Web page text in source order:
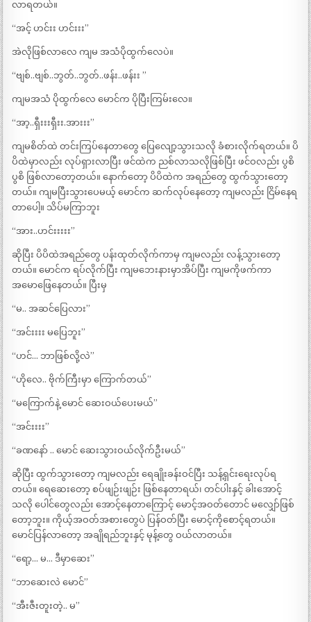
လာရတယ်။
“အင့် ဟင်းး ဟင်းးး”
အဲလိုဖြစ်လာလေ ကျမ အသံပိုထွက်လေပဲ။
“ဗျစ်..ဗျစ်..ဘွတ်..ဘွတ်..ဖန်း..ဖန်းး ”
ကျမအသံ ပိုထွက်လေ မောင်က ပိုပြီးကြမ်းလေ။
“အာ့..ရှီးးးရှီးး.အားးး”
ကျမစိတ်ထဲ တင်းကြပ်နေတာတွေ ပြေလျော့သွားသလို ခံစားလိုက်ရတယ်။ ပိ
ပိထဲမှာလည်း လုပ်ရှားလာပြီး ဖင်ထဲက ညစ်လာသလိုဖြစ်ပြီး ဖင်ဝလည်း ပွစိ
ပွစိ ဖြစ်လာတော့တယ်။ နောက်တော့ ပိပိထဲက အရည်တွေ ထွက်သွားတော့
တယ်။ ကျမပြီးသွားပေမယ့် မောင်က ဆက်လုပ်နေတော့ ကျမလည်း ငြိမ်နေရ
တာပေါ့။ သိပ်မကြာဘူး
“အား..ဟင်းးးးး”
ဆိုပြီး ပိပိထဲအရည်တွေ ပန်းထုတ်လိုက်ကာမှ ကျမလည်း လန့်သွားတော့
တယ်။ မောင်က ရပ်လိုက်ပြီး ကျမဘေးနားမှာအိပ်ပြီး ကျမကိုဖက်ကာ
အမောဖြေနေတယ်။ ပြီးမှ
“မ.. အဆင်ပြေလား”
“အင်းးးး မပြေဘူး”
“ဟင်… ဘာဖြစ်လို့လဲ”
“ဟိုလေ.. ဗိုက်ကြီးမှာ ကြောက်တယ်”
“မကြောက်နဲ့ မောင် ဆေးဝယ်ပေးမယ်”
“အင်းးးး”
“ခဏနော် .. မောင် ဆေးသွားဝယ်လိုက်ဦးမယ်”
ဆိုပြီး ထွက်သွားတော့ ကျမလည်း ရေချိုးခန်းဝင်ပြီး သန့်ရှင်းရေးလုပ်ရ
တယ်။ ရေဆေးတော့ စပ်ဖျဉ်းဖျဉ်း ဖြစ်နေတာရယ်၊ တင်ပါးနှင့် ခါးအောင့်
သလို ပေါင်တွေလည်း အောင့်နေတာကြောင့် မောင့်အဝတ်တောင် မလျှော်ဖြစ်
တော့ဘူး။ ကိုယ့်အဝတ်အစားတွေပဲ ပြန်ဝတ်ပြီး မောင့်ကိုစောင့်ရတယ်။
မောင်ပြန်လာတော့ အချိုရည်ဘူးနှင့် မုန့်တွေ ဝယ်လာတယ်။
“ရော့… မ… ဒီမှာဆေး”
“ဘာဆေးလဲ မောင်”
“အီးဇီးတူးတဲ့.. မ”